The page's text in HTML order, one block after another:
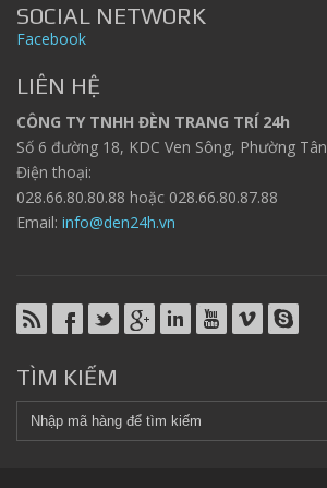
SOCIAL NETWORK
Facebook
LIÊN HỆ
CÔNG TY TNHH ĐÈN TRANG TRÍ 24h
Số 6 đường 18, KDC Ven Sông, Phường
Điện thoại:
028.66.80.80.88 hoặc 028.66.80.87.88
Email: info@den24h.vn
TÌM KIẾM